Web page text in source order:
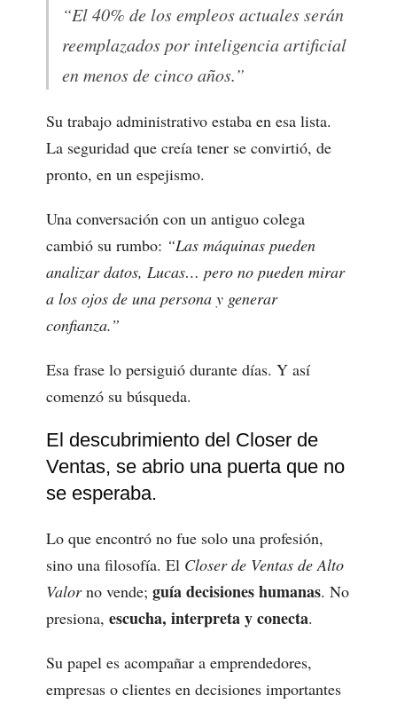
“El 40% de los empleos actuales serán
reemplazados por inteligencia artificial
en menos de cinco años.”
Su trabajo administrativo estaba en esa lista.
La seguridad que creía tener se convirtió, de
pronto, en un espejismo.
Una conversación con un antiguo colega
cambió su rumbo: “Las máquinas pueden
analizar datos, Lucas… pero no pueden mirar
a los ojos de una persona y generar
confianza.”
Esa frase lo persiguió durante días. Y así
comenzó su búsqueda.
El descubrimiento del Closer de
Ventas, se abrio una puerta que no
se esperaba.
Lo que encontró no fue solo una profesión,
sino una filosofía. El Closer de Ventas de Alto
Valorno vende;guía decisiones humanas. No
presiona,escucha, interpreta y conecta.
Su papel es acompañar a emprendedores,
empresas o clientes en decisiones importantes